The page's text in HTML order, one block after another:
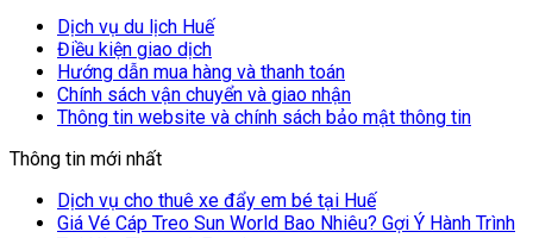
Dịch vụ du lịch Huế
Điều kiện giao dịch
Hướng dẫn mua hàng và thanh toán
Chính sách vận chuyển và giao nhận
Thông tin website và chính sách bảo mật thông tin
Thông tin mới nhất
Dịch vụ cho thuê xe đẩy em bé tại Huế
Giá Vé Cáp Treo Sun World Bao Nhiêu? Gợi Ý Hành Trình